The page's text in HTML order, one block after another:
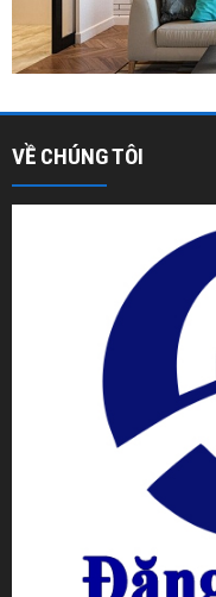
VỀ CHÚNG TÔI